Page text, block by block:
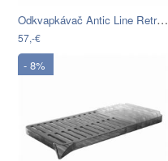
Odkvapkávač Antic Line Retriso
57,-€
- 8%